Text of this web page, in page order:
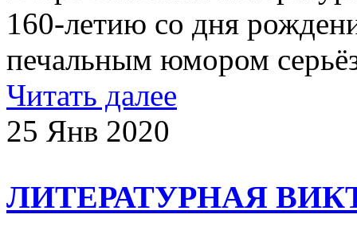
160-летию со дня
печальным юмором
Читать далее
25 Янв 2020
ЛИТЕРАТУРНАЯ